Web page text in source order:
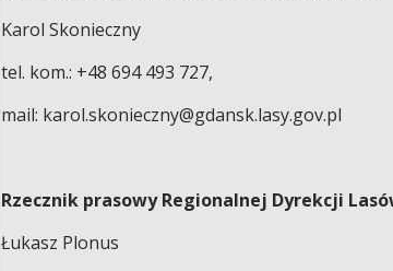
Karol Skonieczny
tel. kom.: +48 694 493 727,
mail: karol.skonieczny@gdansk.lasy.gov.pl
Rzecznik prasowy Regionalnej Dyrekcji
Łukasz Plonus